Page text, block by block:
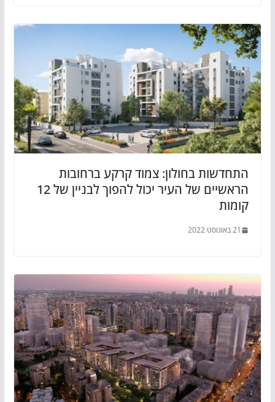
התחדשות בחולון: צמוד קרקע ברחובות
הראשיים של העיר יכול להפוך לבניין של 12
קומות
21 באוגוסט 2022